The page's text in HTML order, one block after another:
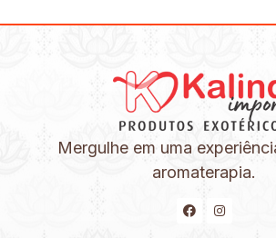
Mergulhe em uma
aromaterapia.